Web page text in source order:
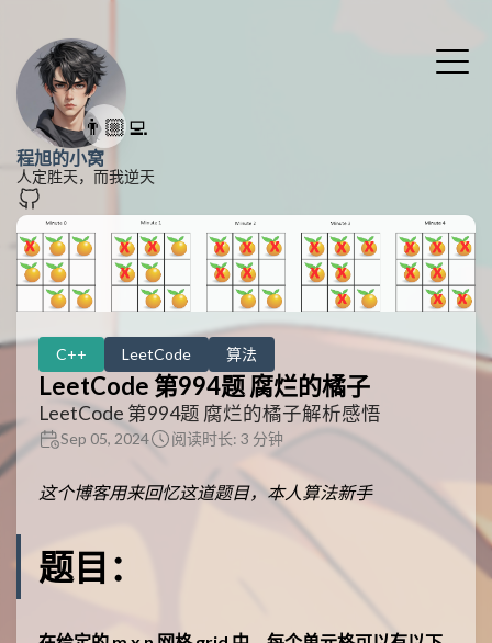
👨🏼‍💻
程旭的小窝
人定胜天，而我逆天
C++ LeetCode 算法
LeetCode 第994题 腐烂的橘子
LeetCode 第994题 腐烂的橘子解析感悟
Sep 05, 2024 阅读时长: 3 分钟
这个博客用来回忆这道题目，本人算法新手
题目：